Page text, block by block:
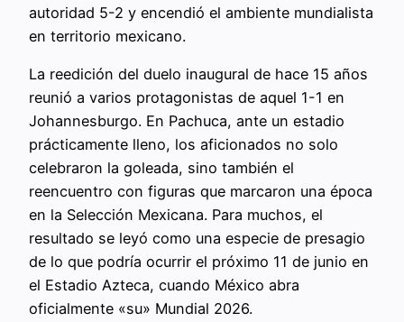
autoridad 5-2 y encendió el ambiente mundialista
en territorio mexicano.
La reedición del duelo inaugural de hace 15 años
reunió a varios protagonistas de aquel 1-1 en
Johannesburgo. En Pachuca, ante un estadio
prácticamente lleno, los aficionados no solo
celebraron la goleada, sino también el
reencuentro con figuras que marcaron una época
en la Selección Mexicana. Para muchos, el
resultado se leyó como una especie de presagio
de lo que podría ocurrir el próximo 11 de junio en
el Estadio Azteca, cuando México abra
oficialmente «su» Mundial 2026.